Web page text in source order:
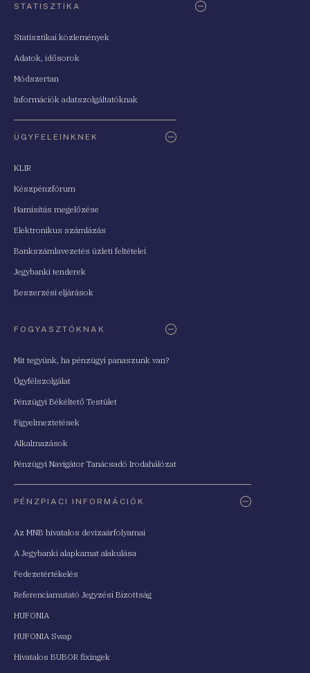
STATISZTIKA
Statisztikai közlemények
Adatok, idősorok
Módszertan
Információk adatszolgáltatóknak
ÜGYFELEINKNEK
KLIR
Készpénzfórum
Hamisítás megelőzése
Elektronikus számlázás
Bankszámlavezetés üzleti feltételei
Jegybanki tenderek
Beszerzési eljárások
FOGYASZTÓKNAK
Mit tegyünk, ha pénzügyi panaszunk van?
Ügyfélszolgálat
Pénzügyi Békéltető Testület
Figyelmeztetések
Alkalmazások
Pénzügyi Navigátor Tanácsadó Irodahálózat
PÉNZPIACI INFORMÁCIÓK
Az MNB hivatalos devizaárfolyamai
A Jegybanki alapkamat alakulása
Fedezetértékelés
Referenciamutató Jegyzési Bizottság
HUFONIA
HUFONIA Swap
Hivatalos BUBOR fixingek